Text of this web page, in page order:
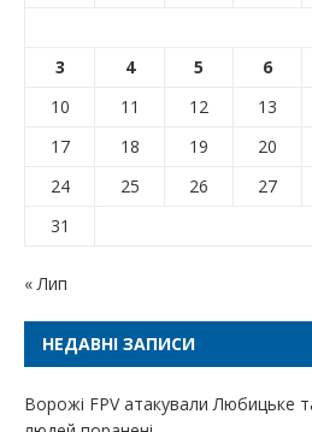
3
4 5 6
10
11 12 13
17
18 19 20
24
25 26 27
31
« Лип
НЕДАВНІ ЗАПИСИ
Ворожі FPV атакували Любицьке